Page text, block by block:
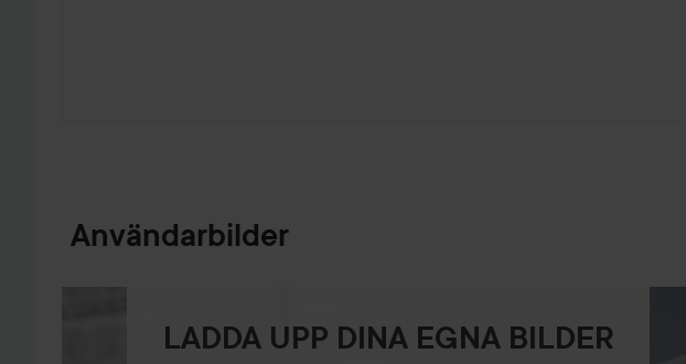
Användarbilder
LADDA UPP DINA EGNA BILDER